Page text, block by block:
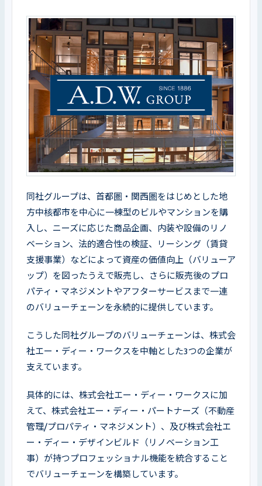
同社グループは、首都圏・関西圏をはじめとした地
方中核都市を中心に一棟型のビルやマンションを購
入し、ニーズに応じた商品企画、内装や設備のリノ
ベーション、法的適合性の検証、リーシング（賃貸
支援事業）などによって資産の価値向上（バリューア
ップ）を図ったうえで販売し、さらに販売後のプロ
パティ・マネジメントやアフターサービスまで一連
のバリューチェーンを永続的に提供しています。
こうした同社グループのバリューチェーンは、株式会
社エー・ディー・ワークスを中軸とした3つの企業が
支えています。
具体的には、株式会社エー・ディー・ワークスに加
えて、株式会社エー・ディー・パートナーズ（不動産
管理/プロパティ・マネジメント）、及び株式会社エ
ー・ディー・デザインビルド（リノベーション工
事）が持つプロフェッショナル機能を統合すること
でバリューチェーンを構築しています。